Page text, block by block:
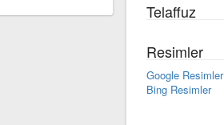
Telaffuz
Resimler
Google Resimler
Bing Resimler